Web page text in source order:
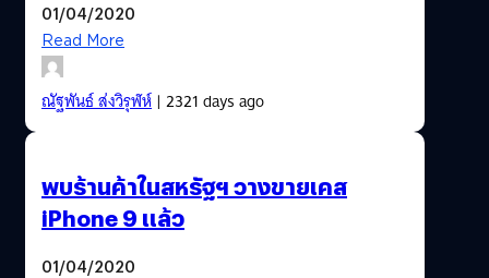
01/04/2020
Read More
ณัฐพันธ์ ส่งวิรุฬห์| 2321 days ago
พบร้านค้าในสหรัฐฯ วางขายเคส
iPhone 9 แล้ว
01/04/2020